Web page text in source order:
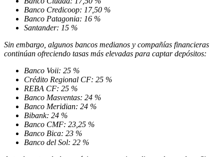
Banco Credicoop: 17,50 %
Banco Patagonia: 16 %
Santander: 15 %
Sin embargo, algunos bancos medianos y compañías financieras
continúan ofreciendo tasas más elevadas para captar depósitos:
Banco Voii: 25 %
Crédito Regional CF: 25 %
REBA CF: 25 %
Banco Masventas: 24 %
Banco Meridian: 24 %
Bibank: 24 %
Banco CMF: 23,25 %
Banco Bica: 23 %
Banco del Sol: 22 %